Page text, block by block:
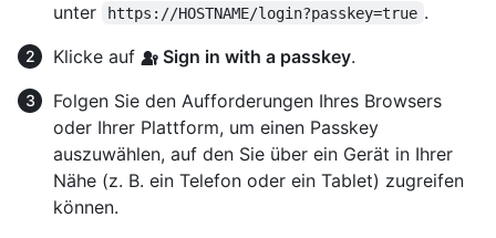
unter
https://HOSTNAME/login?passkey=true .
Klicke auf
Sign in with a passkey.
Folgen Sie den Aufforderungen Ihres Browsers
oder Ihrer Plattform, um einen Passkey
auszuwählen, auf den Sie über ein Gerät in Ihrer
Nähe (z. B. ein Telefon oder ein Tablet) zugreifen
können.